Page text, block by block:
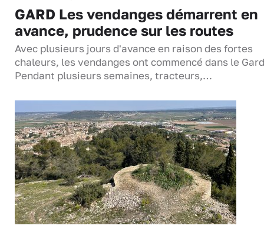
GARD Les vendanges démarrent en
avance, prudence sur les routes
Avec plusieurs jours d'avance en raison des fortes
chaleurs, les vendanges ont commencé dans le
Pendant plusieurs semaines, tracteurs,…